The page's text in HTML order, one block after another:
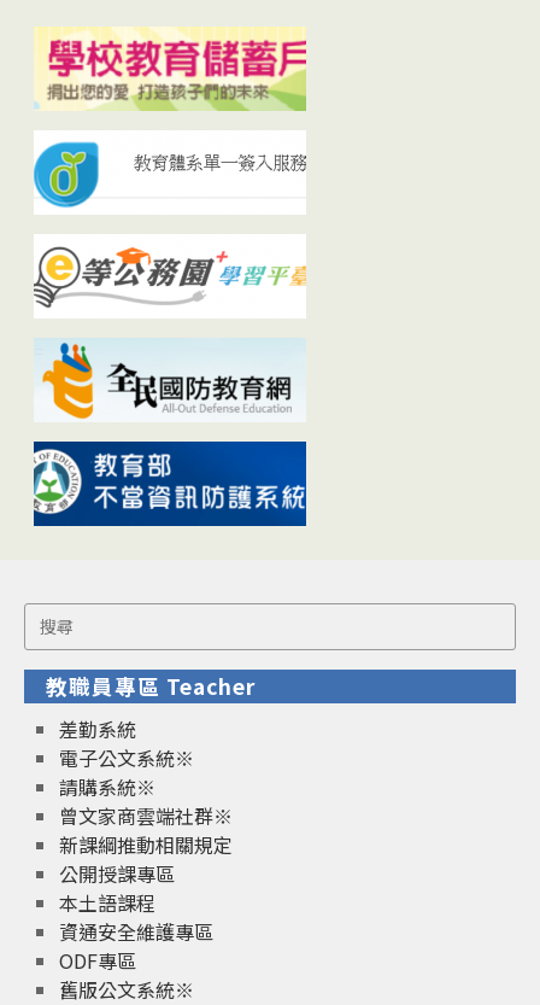
Search
for:
教職員專區 Teacher
差勤系統
電子公文系統※
請購系統※
曾文家商雲端社群※
新課綱推動相關規定
公開授課專區
本土語課程
資通安全維護專區
ODF專區
舊版公文系統※